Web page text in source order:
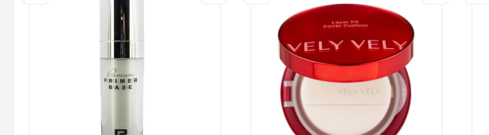
Dimethicone
Отправить отзыв